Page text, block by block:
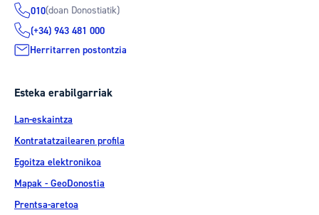
010(doan Donostiatik)
(+34) 943 481 000
Herritarren postontzia
Esteka erabilgarriak
Lan-eskaintza
Kontratatzailearen profila
Egoitza elektronikoa
Mapak - GeoDonostia
Prentsa-aretoa